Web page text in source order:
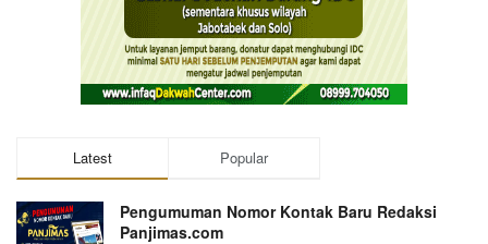
Latest Popular
Pengumuman Nomor Kontak Baru Redaksi
Panjimas.com